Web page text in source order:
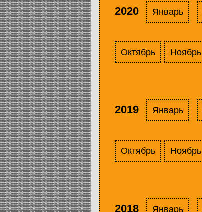
2020 Январь
Октябрь Ноябрь
2019 Январь
Октябрь Ноябрь
2018 Январь